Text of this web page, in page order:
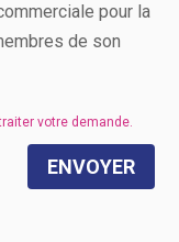
pour la
de son
ENVOYER